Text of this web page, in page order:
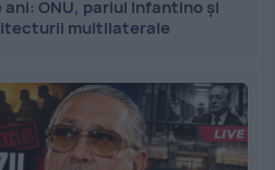
ani: ONU, pariul Infantino și
multilaterale